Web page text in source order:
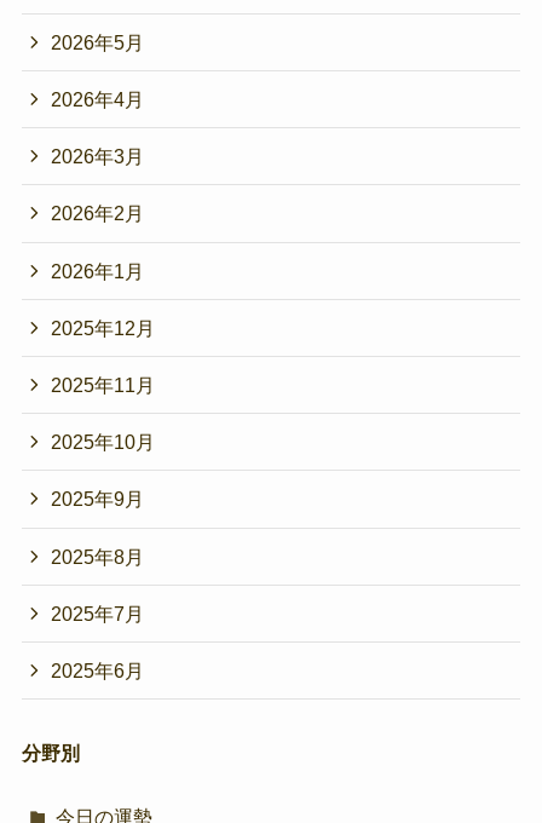
2026年5月
2026年4月
2026年3月
2026年2月
2026年1月
2025年12月
2025年11月
2025年10月
2025年9月
2025年8月
2025年7月
2025年6月
分野別
今日の運勢